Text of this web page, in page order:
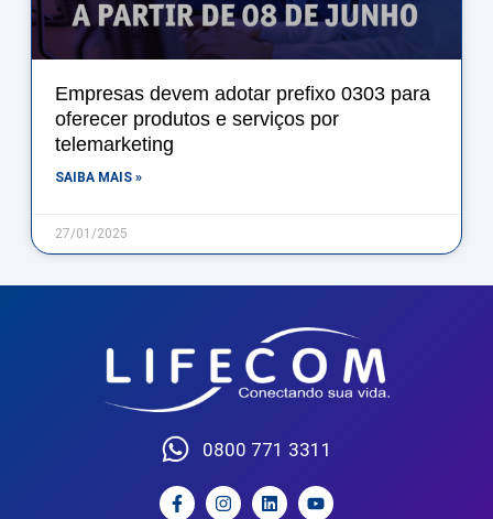
Empresas devem adotar prefixo 0303 para
oferecer produtos e serviços por
telemarketing
SAIBA MAIS »
27/01/2025
0800 771 3311